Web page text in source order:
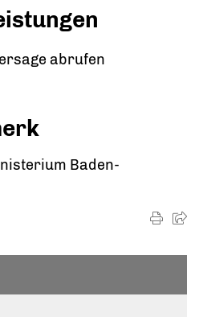
abrufen
Baden-